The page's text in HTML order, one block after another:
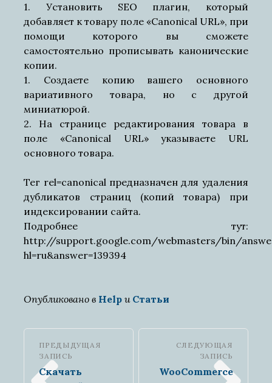
1. Установить SEO плагин, который
добавляет к товару поле «Canonical URL», при
помощи которого вы сможете
самостоятельно прописывать канонические
копии.
1. Создаете копию вашего основного
вариативного товара, но с другой
миниатюрой.
2. На странице редактирования товара в
поле «Canonical URL» указываете URL
основного товара.
Тег rel=canonical предназначен для удаления
дубликатов страниц (копий товара) при
индексировании сайта.
Подробнее тут:
http://support.google.com/webmasters/bin/
hl=ru&answer=139394
Опубликовано в Help и Статьи
ПРЕДЫДУЩАЯ
ЗАПИСЬ
Скачать
СЛЕДУЮЩАЯ
ЗАПИСЬ
WooCommerce